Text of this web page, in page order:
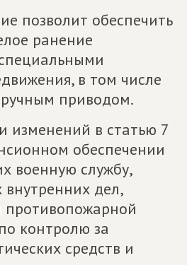
позволит обеспечить
ранение
в том числе
приводом.
изменений в статью 7
обеспечении
военную службу,
внутренних дел,
противопожарной
контролю за
средств и